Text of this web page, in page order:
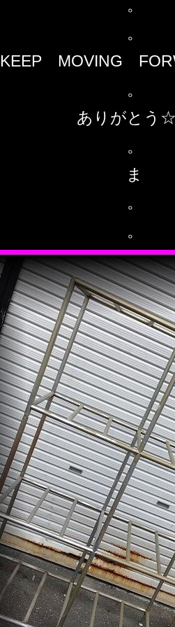
。
。
KEEP MOVING
。
ありがとう
。
ま
。
。